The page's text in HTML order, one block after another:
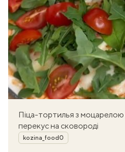
Піца-тортилья з
перекус на сковороді
Автор
kozina_food0